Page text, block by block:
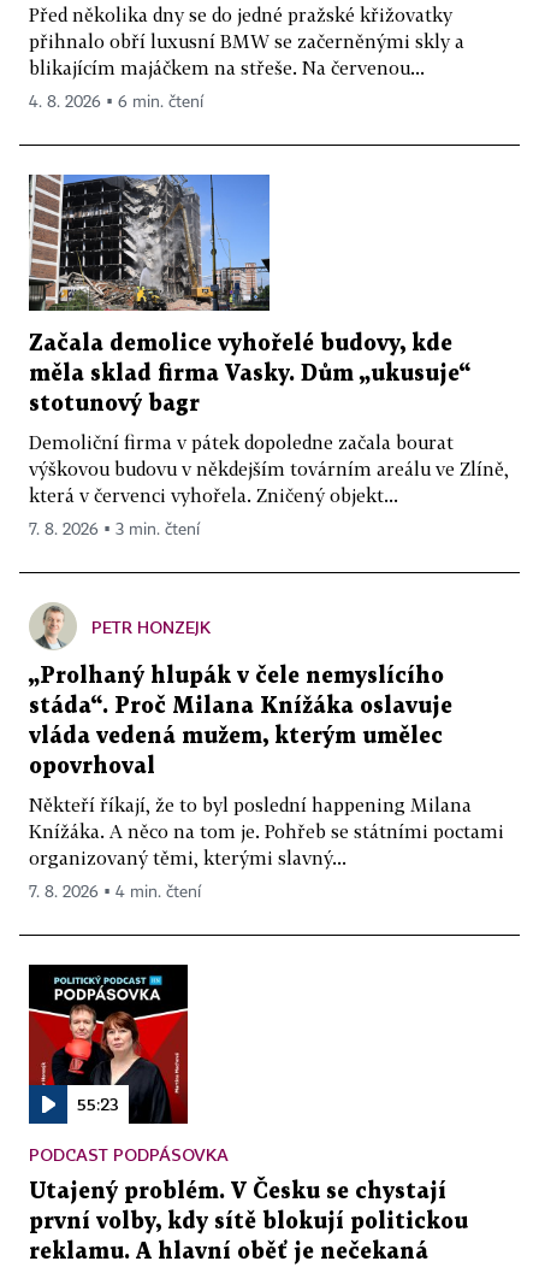
Před několika dny se do jedné pražské křižovatky
přihnalo obří luxusní BMW se začerněnými skly a
blikajícím majáčkem na střeše. Na červenou...
4. 8. 2026 ▪ 6 min. čtení
Začala demolice vyhořelé budovy, kde
měla sklad firma Vasky. Dům „ukusuje“
stotunový bagr
Demoliční firma v pátek dopoledne začala bourat
výškovou budovu v někdejším továrním areálu ve Zlíně,
která v červenci vyhořela. Zničený objekt...
7. 8. 2026 ▪ 3 min. čtení
PETR HONZEJK
„Prolhaný hlupák v čele nemyslícího
stáda“. Proč Milana Knížáka oslavuje
vláda vedená mužem, kterým umělec
opovrhoval
Někteří říkají, že to byl poslední happening Milana
Knížáka. A něco na tom je. Pohřeb se státními poctami
organizovaný těmi, kterými slavný...
7. 8. 2026 ▪ 4 min. čtení
55:23
PODCAST PODPÁSOVKA
Utajený problém. V Česku se chystají
první volby, kdy sítě blokují politickou
reklamu. A hlavní oběť je nečekaná